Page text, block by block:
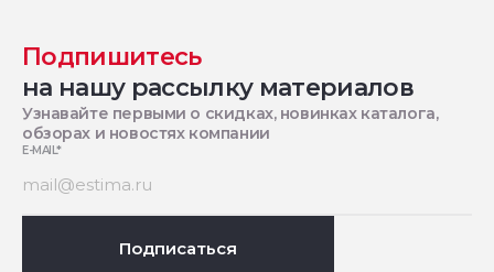
Подпишитесь
на нашу рассылку материалов
Узнавайте первыми о скидках, новинках каталога,
обзорах и новостях компании
E-MAIL*
Подписаться